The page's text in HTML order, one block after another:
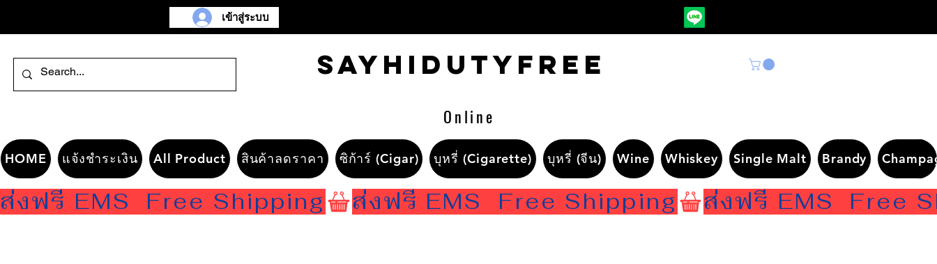
เข้าสู่ระบบ
Sayhidutyfree
Online
HOME แจ้งชำระเงิน All Product สินค้าลดราคา ซิก้าร์ (Cigar) บุหรี่ (Cigarette) บุหรี่ (จีน) Wine Whiskey Single Malt Brandy
ส่งฟรี EMS  Free Shipping